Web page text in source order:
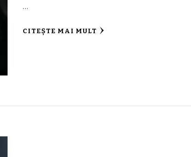
…
CITEȘTE MAI MULT